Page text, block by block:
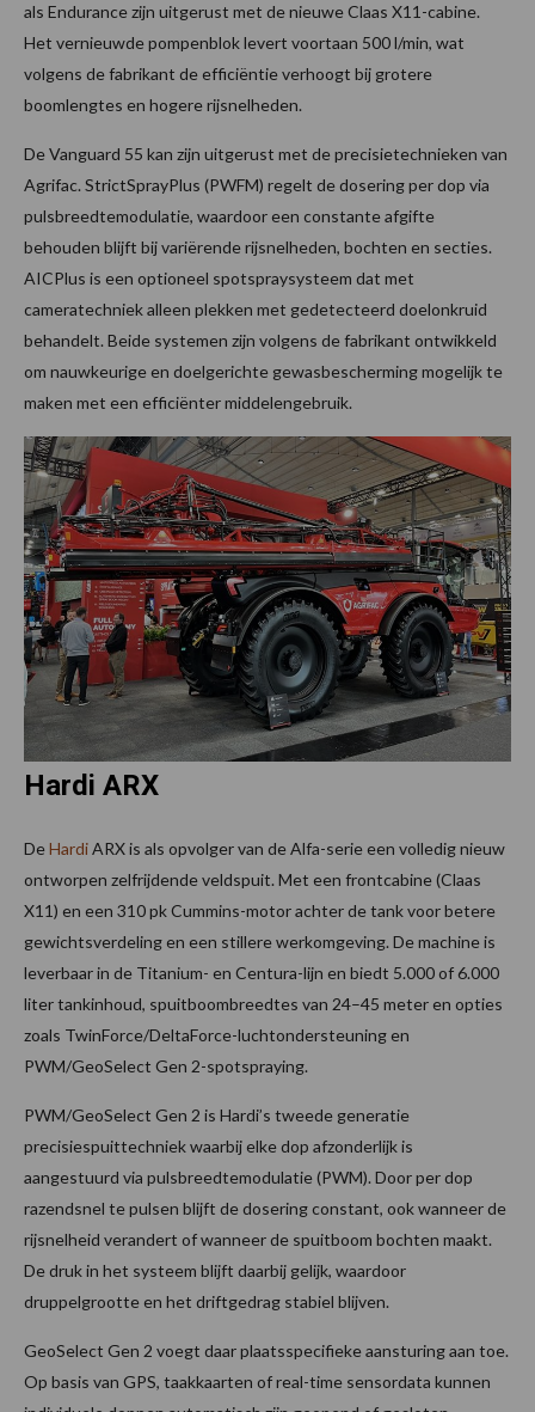
als Endurance zijn uitgerust met de nieuwe Claas X11-cabine.
Het vernieuwde pompenblok levert voortaan 500 l/min, wat
volgens de fabrikant de efficiëntie verhoogt bij grotere
boomlengtes en hogere rijsnelheden.
De Vanguard 55 kan zijn uitgerust met de precisietechnieken van
Agrifac. StrictSprayPlus (PWFM) regelt de dosering per dop via
pulsbreedtemodulatie, waardoor een constante afgifte
behouden blijft bij variërende rijsnelheden, bochten en secties.
AICPlus is een optioneel spotspraysysteem dat met
cameratechniek alleen plekken met gedetecteerd doelonkruid
behandelt. Beide systemen zijn volgens de fabrikant ontwikkeld
om nauwkeurige en doelgerichte gewasbescherming mogelijk te
maken met een efficiënter middelengebruik.
Hardi ARX
DeHardiARX is als opvolger van de Alfa-serie een volledig nieuw
ontworpen zelfrijdende veldspuit. Met een frontcabine (Claas
X11) en een 310 pk Cummins-motor achter de tank voor betere
gewichtsverdeling en een stillere werkomgeving. De machine is
leverbaar in de Titanium- en Centura-lijn en biedt 5.000 of 6.000
liter tankinhoud, spuitboombreedtes van 24–45 meter en opties
zoals TwinForce/DeltaForce-luchtondersteuning en
PWM/GeoSelect Gen 2-spotspraying.
PWM/GeoSelect Gen 2 is Hardi’s tweede generatie
precisiespuittechniek waarbij elke dop afzonderlijk is
aangestuurd via pulsbreedtemodulatie (PWM). Door per dop
razendsnel te pulsen blijft de dosering constant, ook wanneer de
rijsnelheid verandert of wanneer de spuitboom bochten maakt.
De druk in het systeem blijft daarbij gelijk, waardoor
druppelgrootte en het driftgedrag stabiel blijven.
GeoSelect Gen 2 voegt daar plaatsspecifieke aansturing aan toe.
Op basis van GPS, taakkaarten of real-time sensordata kunnen